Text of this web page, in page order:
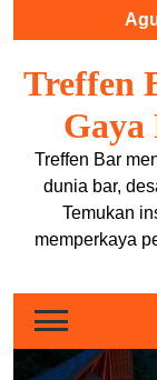
Treffen
Treffen Bar
dunia bar,
Temukan
memperkaya